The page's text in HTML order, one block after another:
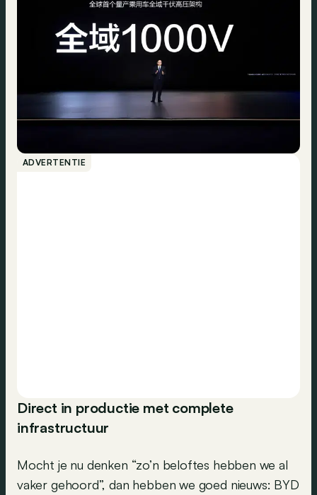
ADVERTENTIE
Direct in productie met complete
infrastructuur
Mocht je nu denken “zo’n beloftes hebben we al
vaker gehoord”, dan hebben we goed nieuws: BYD